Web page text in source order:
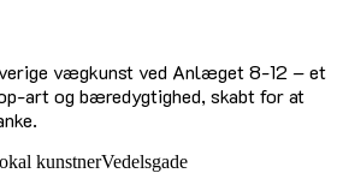
vægkunst ved Anlæget 8-12 – et
art og bæredygtighed, skabt for at
2026
kunstnerVedelsgade